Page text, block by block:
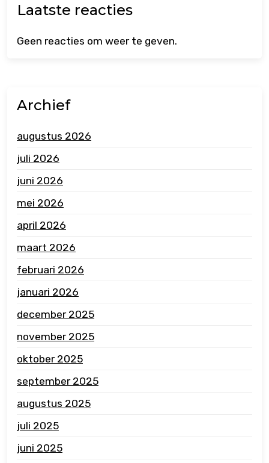
Laatste reacties
Geen reacties om weer te geven.
Archief
augustus 2026
juli 2026
juni 2026
mei 2026
april 2026
maart 2026
februari 2026
januari 2026
december 2025
november 2025
oktober 2025
september 2025
augustus 2025
juli 2025
juni 2025